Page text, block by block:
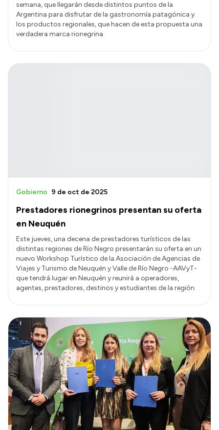
semana, que llegarán desde distintos puntos de la
Argentina para disfrutar de la gastronomía patagónica y
los productos regionales, que hacen de esta propuesta una
verdadera marca rionegrina.
Prestadores rionegrinos presentan su oferta
en Neuquén
Gobierno 9 de oct de 2025
Este jueves, una decena de prestadores turísticos de las
distintas regiones de Río Negro presentarán su oferta en un
nuevo Workshop Turístico de la Asociación de Agencias de
Viajes y Turismo de Neuquén y Valle de Río Negro -AAVyT-
que tendrá lugar en Neuquén y reunirá a operadores,
agentes, prestadores, destinos y estudiantes de la región.